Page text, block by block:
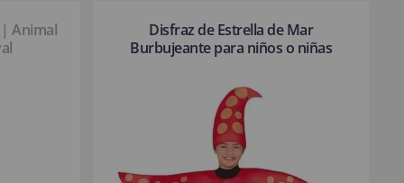
| Animal
Disfraz de Estrella de Mar
Burbujeante para niños o niñas